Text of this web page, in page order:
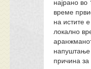
најрано
време
на истите
локално
причина